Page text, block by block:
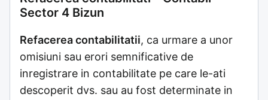
Sector 4 Bizun
Refacerea contabilitatii, ca urmare a unor
omisiuni sau erori semnificative de
inregistrare in contabilitate pe care le-ati
descoperit dvs. sau au fost determinate in